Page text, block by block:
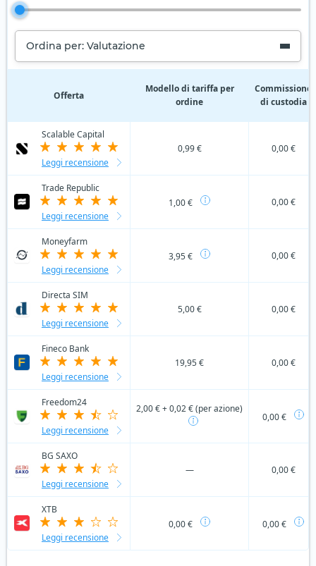
Ordina per: Valutazione
Offerta
Modello di tariffa per
ordine
Commissione
di custodia
Scalable Capital
Leggi recensione
0,99 € 0,00 €
Trade Republic
Leggi recensione
1,00 € 0,00 €
Moneyfarm
Leggi recensione
3,95 € 0,00 €
Directa SIM
Leggi recensione
5,00 € 0,00 €
Fineco Bank
Leggi recensione
19,95 € 0,00 €
Freedom24
Leggi recensione
2,00 € + 0,02 € (per azione)
0,00 €
BG SAXO
Leggi recensione
— 0,00 €
XTB
Leggi recensione
0,00 € 0,00 €